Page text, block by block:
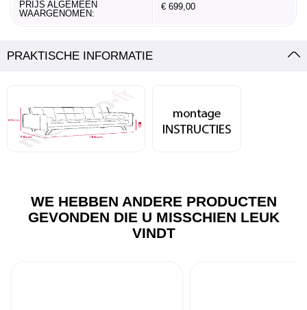
PRIJS ALGEMEEN
WAARGENOMEN:
€ 699,00
PRAKTISCHE INFORMATIE
WE HEBBEN ANDERE PRODUCTEN
GEVONDEN DIE U MISSCHIEN LEUK
VINDT